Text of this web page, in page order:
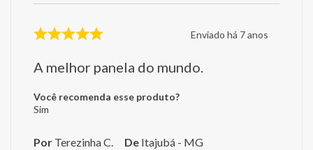
Enviado há 7 anos
A melhor panela do mundo.
Você recomenda esse produto?
Sim
Por Terezinha C. De Itajubá - MG